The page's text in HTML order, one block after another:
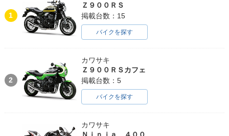
1
Ｚ９００ＲＳ
掲載台数：15
バイクを探す
2
カワサキ
Ｚ９００ＲＳカフェ
掲載台数：5
バイクを探す
カワサキ
Ｎｉｎｊａ ４００